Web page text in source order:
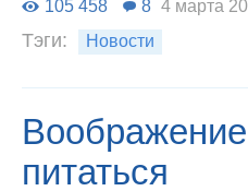
105 458 8 4 марта
Тэги: Новости
питаться